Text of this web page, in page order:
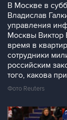
В Москве в
Владислав
управления
Москвы Виктор
время в
сотрудники
российским
того, какова
Фото Reuters